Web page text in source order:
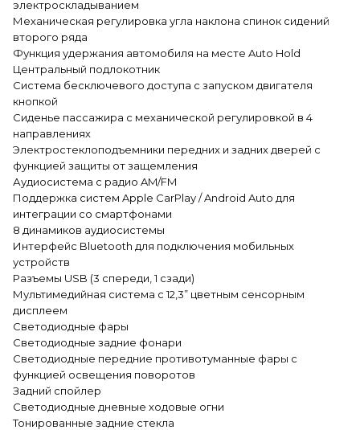
электроскладыванием
Механическая регулировка угла наклона спинок сидений
второго ряда
Функция удержания автомобиля на месте Auto Hold
Центральный подлокотник
Система бесключевого доступа с запуском двигателя
кнопкой
Сиденье пассажира с механической регулировкой в 4
направлениях
Электростеклоподъемники передних и задних дверей с
функцией защиты от защемления
Аудиосистема с радио AM/FM
Поддержка систем Apple CarPlay / Android Auto для
интеграции со смартфонами
8 динамиков аудиосистемы
Интерфейс Bluetooth для подключения мобильных
устройств
Разъемы USB (3 спереди, 1 сзади)
Мультимедийная система с 12,3” цветным сенсорным
дисплеем
Светодиодные фары
Светодиодные задние фонари
Светодиодные передние противотуманные фары с
функцией освещения поворотов
Задний спойлер
Светодиодные дневные ходовые огни
Тонированные задние стекла